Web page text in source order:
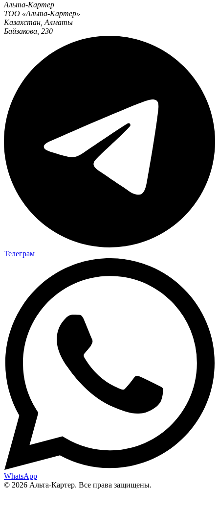
Альта-Картер
ТОО «Альта-Картер»
Казахстан Алматы
Байзакова, 230
Телеграм
WhatsApp
© 2026 Альта-Картер. Все права защищены.